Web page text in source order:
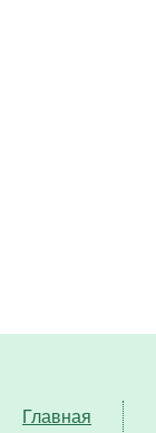
Главная